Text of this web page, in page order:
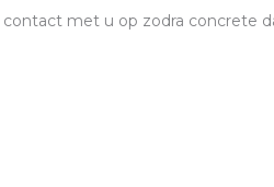
met u op zodra concrete